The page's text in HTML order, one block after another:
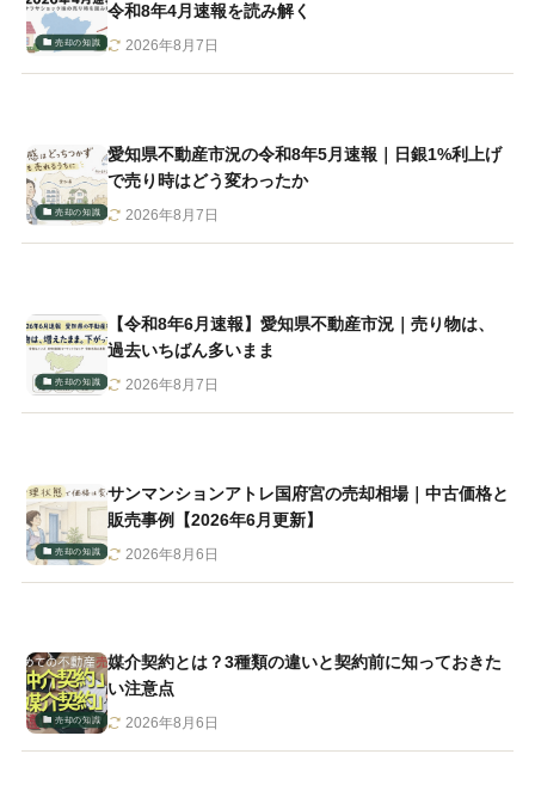
売却の知識
令和8年4月速報を読み解く
2026年8月7日
売却の知識
愛知県不動産市況の令和8年5月速報｜日銀1%利上げ
で売り時はどう変わったか
2026年8月7日
売却の知識
【令和8年6月速報】愛知県不動産市況｜売り物は、
過去いちばん多いまま
2026年8月7日
売却の知識
サンマンションアトレ国府宮の売却相場｜中古価格と
販売事例【2026年6月更新】
2026年8月6日
売却の知識
媒介契約とは？3種類の違いと契約前に知っておきた
い注意点
2026年8月6日